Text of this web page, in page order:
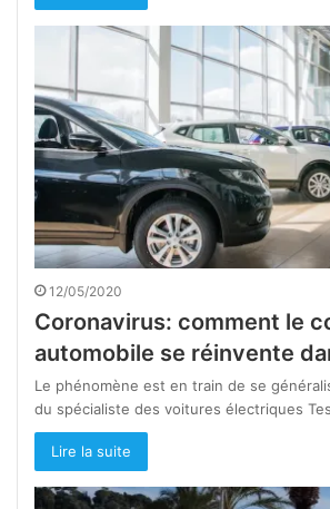
12/05/2020
Coronavirus: comment le
automobile se réinvente
Le phénomène est en train de se
du spécialiste des voitures électriques
Lire la suite